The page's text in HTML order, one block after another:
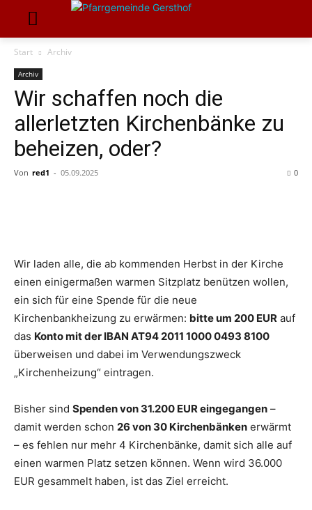
Start Archiv
Archiv
Wir schaffen noch die
allerletzten Kirchenbänke zu
beheizen, oder?
Von red1 - 05.09.2025 0
Wir laden alle, die ab kommenden Herbst in der Kirche
einen einigermaßen warmen Sitzplatz benützen wollen,
ein sich für eine Spende für die neue
Kirchenbankheizung zu erwärmen: bitte um 200 EUR auf
das Konto mit der IBAN AT94 2011 1000 0493 8100
überweisen und dabei im Verwendungszweck
„Kirchenheizung“ eintragen.
Bisher sind Spenden von 31.200 EUR eingegangen –
damit werden schon 26 von 30 Kirchenbänken erwärmt
– es fehlen nur mehr 4 Kirchenbänke, damit sich alle auf
einen warmen Platz setzen können. Wenn wird 36.000
EUR gesammelt haben, ist das Ziel erreicht.